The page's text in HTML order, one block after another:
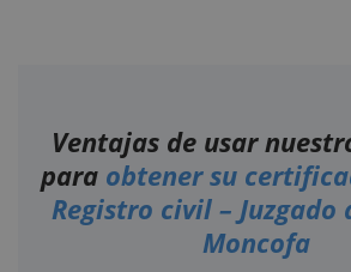
Ventajas de usar
para obtener su
Registro civil – Juzgado
Moncofa